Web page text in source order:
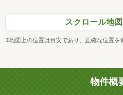
スクロール地
※地図上の位置は目安であり、正確な位置を
物件概